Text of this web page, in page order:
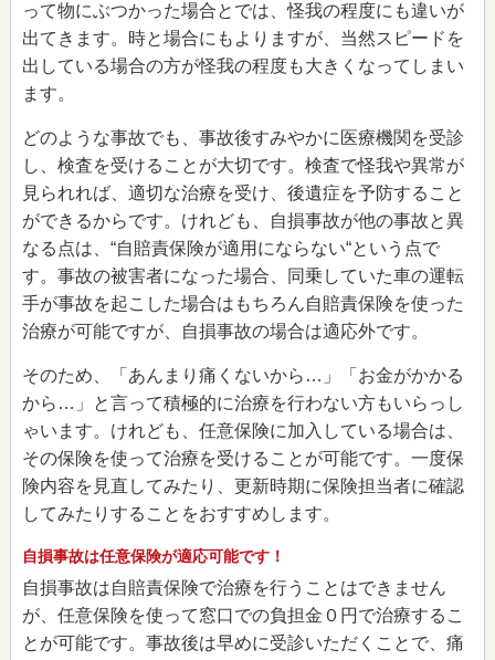
って物にぶつかった場合とでは、怪我の程度にも違いが
出てきます。時と場合にもよりますが、当然スピードを
出している場合の方が怪我の程度も大きくなってしまい
ます。
どのような事故でも、事故後すみやかに医療機関を受診
し、検査を受けることが大切です。検査で怪我や異常が
見られれば、適切な治療を受け、後遺症を予防すること
ができるからです。けれども、自損事故が他の事故と異
なる点は、“自賠責保険が適用にならない“という点で
す。事故の被害者になった場合、同乗していた車の運転
手が事故を起こした場合はもちろん自賠責保険を使った
治療が可能ですが、自損事故の場合は適応外です。
そのため、「あんまり痛くないから…」「お金がかかる
から…」と言って積極的に治療を行わない方もいらっし
ゃいます。けれども、任意保険に加入している場合は、
その保険を使って治療を受けることが可能です。一度保
険内容を見直してみたり、更新時期に保険担当者に確認
してみたりすることをおすすめします。
自損事故は任意保険が適応可能です！
自損事故は自賠責保険で治療を行うことはできません
が、任意保険を使って窓口での負担金０円で治療するこ
とが可能です。事故後は早めに受診いただくことで、痛